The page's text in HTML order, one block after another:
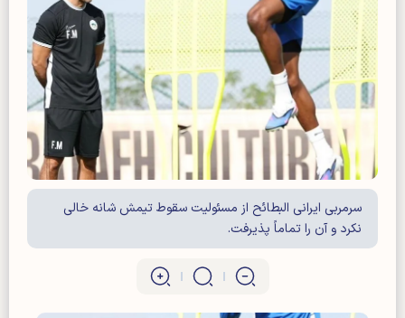
سرمربی ایرانی البطائح از مسئولیت سقوط تیمش شانه خالی
نکرد و آن را تماماً پذیرفت.